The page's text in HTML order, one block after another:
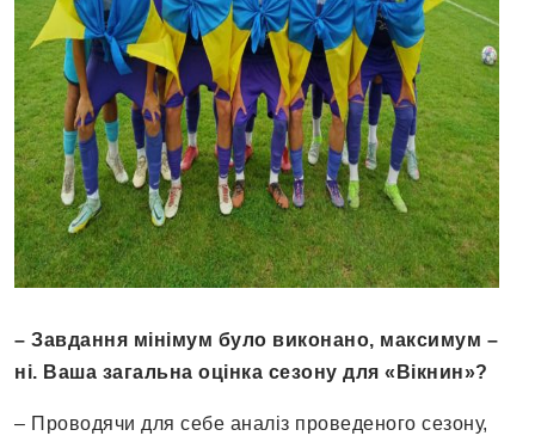
– Завдання мінімум було виконано, максимум –
ні. Ваша загальна оцінка сезону для «Вікнин»?
– Проводячи для себе аналіз проведеного сезону,